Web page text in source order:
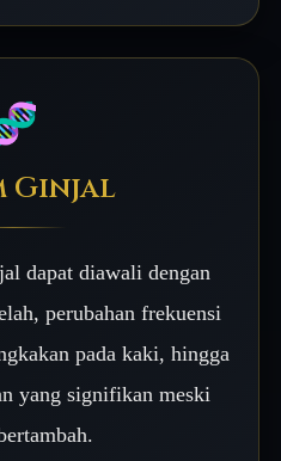
Ginjal
dapat diawali dengan
perubahan frekuensi
pada kaki, hingga
yang signifikan meski